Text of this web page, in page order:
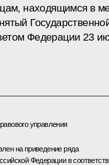
находящимся в
Федерации 23
управления
на приведение ряда
Федерации в